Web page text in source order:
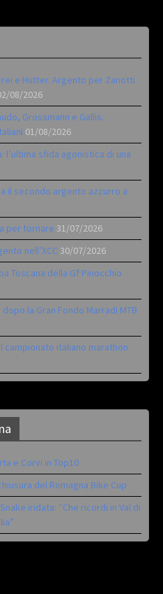
e Hutter. Argento per Zanotti
08/2026
Grossmann e Gallis.
01/08/2026
l’ultima sfida agonistica di una
il secondo argento azzurro a
per tornare 31/07/2026
nell’XCC 30/07/2026
Toscana della Gf Pinocchio
la Gran Fondo Marradi MTB
campionato italiano marathon
e Corvi in Top10
del Romagna Bike Cup
iridata: “Che ricordi in Val di